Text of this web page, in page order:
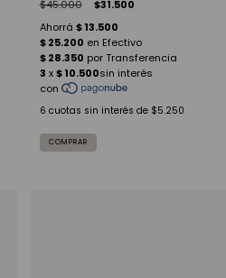
$45.000 $31.500
6 cuotas sin interés de $5.250